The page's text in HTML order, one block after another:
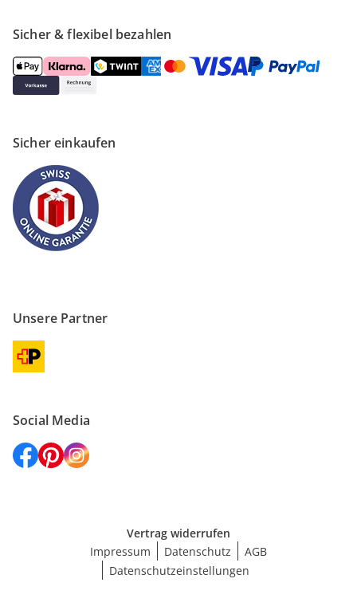
Sicher & flexibel bezahlen
Sicher einkaufen
Unsere Partner
Social Media
Vertrag widerrufen
Impressum
Datenschutz
AGB
Datenschutzeinstellungen